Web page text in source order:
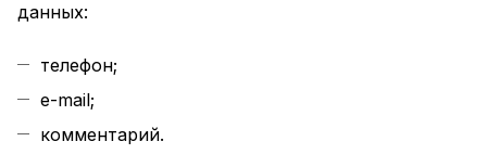
данных:
телефон;
e-mail;
комментарий.